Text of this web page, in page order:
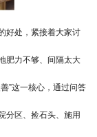
好处，紧接着大家讨
肥力不够、间隔太大
”这一核心，通过问答
分区、捡石头、施用